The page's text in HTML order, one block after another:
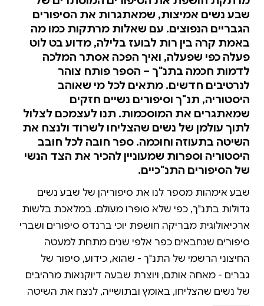
שבע נשים אמיצות, שמאתגרות את הסיפורים
הגבריים הנפוצים. עם שאלות מרתקות כמו מה
באמת קרה בין רות לבועז בלילה, מדוע בט לוט
פעלה כפי שפעלה, ואיך הפכה אסתר המלכה
לדמות חכמה בתנ"ך – הספר פותח צוהר
לנרטיבים חדשים. מתאים לכל מי שאוהב
היסטוריה, תנ"ך וסיפורים נשיים חזקים
שמאתגרים את המוסכמות. תנו לעצמכם לצלול
לתוך עולמן של נשים שהצליחו לשרוד ולנצח את
השיטה בתעוזה וחוכמה. ספר חובה לכל חובב
היסטוריה וספרות שמעוניין להכיר את הצד הנשי
של הסיפורים התנ"כיים.
שבע אימהות מספר לנו את סיפוריהן של שבע נשים
גדולות בתנ"ך, כפי שלא סופרו מעולם. במלאכת בלשות
ארכיאולוגית מבריקה חושפת יוכי ברנדס סיפורים ושברי
סיפורים שנחבאים כפר אלפי שנים מתחת למעטה
החיצוני הרשמי של התנ"ך - שהוא, כידוע, סיפור של
גברים - מאחה אותם, ויוצרת שבעה דיוקנאות מרהיבים
של נשים שהצליחו, באומץ ובתושייה, לנצח את השיטה